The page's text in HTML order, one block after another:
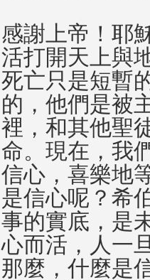
感謝上帝！耶
活打開天上與
死亡只是短暫
的，他們是被
裡，和其他聖
命。現在，我
信心，喜樂地
是信心呢？希
事的實底，是
心而活，人一
那麼，什麼是